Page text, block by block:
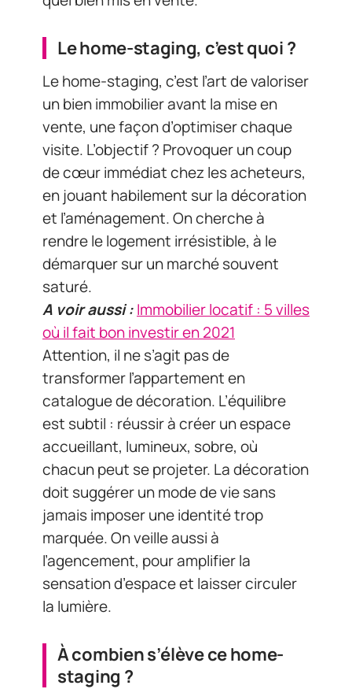
Le home-staging, c’est quoi ?
Le home-staging, c’est l’art de valoriser
un bien immobilier avant la mise en
vente, une façon d’optimiser chaque
visite. L’objectif ? Provoquer un coup
de cœur immédiat chez les acheteurs,
en jouant habilement sur la décoration
et l’aménagement. On cherche à
rendre le logement irrésistible, à le
démarquer sur un marché souvent
saturé.
A voir aussi :Immobilier locatif : 5 villes
où il fait bon investir en 2021
Attention, il ne s’agit pas de
transformer l’appartement en
catalogue de décoration. L’équilibre
est subtil : réussir à créer un espace
accueillant, lumineux, sobre, où
chacun peut se projeter. La décoration
doit suggérer un mode de vie sans
jamais imposer une identité trop
marquée. On veille aussi à
l’agencement, pour amplifier la
sensation d’espace et laisser circuler
la lumière.
À combien s’élève ce home-
staging ?